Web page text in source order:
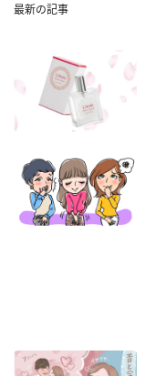
最新の記事